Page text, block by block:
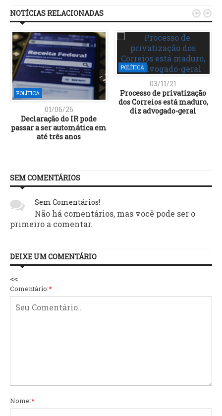
NOTÍCIAS RELACIONADAS
POLÍTICA
01/06/26
Declaração do IR pode
passar a ser automática em
até três anos
POLÍTICA
03/11/21
Processo de privatização
dos Correios está maduro,
diz advogado-geral
 
SEM COMENTÁRIOS
Sem Comentários!
Não há comentários, mas você pode ser o
primeiro a comentar.
DEIXE UM COMENTÁRIO
<<
Comentário:*
Nome:*